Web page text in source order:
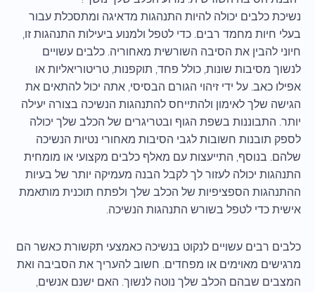
נשיכת כלבים יכולה להיות התנהגות מדאיגה ומתסכלת עבור
בעלי חיות מחמד רבים. כדי לטפל ולמנוע ביעילות התנהגות זו,
חיוני להבין את הסיבה השורשית מאחוריה. כלבים עשויים
לנשוך מסיבות שונות, כולל פחד, תוקפנות, טריטוריאליות או
אפילו כאב. על ידי זיהוי הגורם הבסיסי, אתה יכול להתאים את
הגישה שלך לאימון ולהתייחס להתנהגות הנשיכה בצורה יעילה
יותר. התבוננות בשפת הגוף ובטריגרים של הכלב שלך יכולה
לספק תובנות חשובות לגבי הסיבות מאחורי נטיות הנשיכה
שלהם. בנוסף, התייעצות עם מאלף כלבים מקצועי או מומחית
התנהגות יכולה לעזור לך לקבל הבנה מעמיקה יותר של בעיות
ההתנהגות הספציפיות של הכלב שלך ולפתח תוכנית מותאמת
אישית כדי לטפל בשורש התנהגות הנשיכה.
כלבים רבים עשויים לנקוט בנשיכה כאמצעי תקשורת כאשר הם
מרגישים מאוימים או מפחדים. חשוב להעריך את הסביבה ואת
המצבים שבהם הכלב שלך נוטה לנשוך. האם ישנם אנשים,